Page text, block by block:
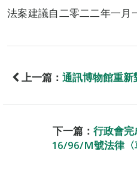
法案建議自二零二二年一月
上一篇： 通訊博物館重
下一篇： 行政會
16/96/M號法律〈